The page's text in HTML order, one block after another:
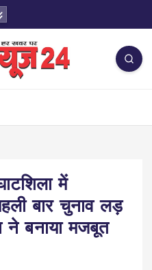
में
बार चुनाव लड़
ने बनाया मजबूत